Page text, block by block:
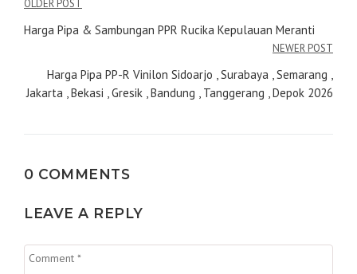
Navigasi
pos
OLDER POST
Harga Pipa & Sambungan PPR Rucika Kepulauan Meranti
NEWER POST
Harga Pipa PP-R Vinilon Sidoarjo , Surabaya , Semarang ,
Jakarta , Bekasi , Gresik , Bandung , Tanggerang , Depok 2026
0 COMMENTS
LEAVE A REPLY